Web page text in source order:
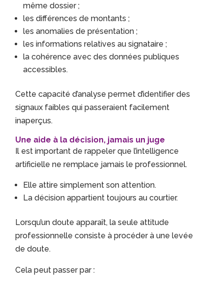
même dossier ;
les différences de montants ;
les anomalies de présentation ;
les informations relatives au signataire ;
la cohérence avec des données publiques
accessibles.
Cette capacité d’analyse permet d’identifier des
signaux faibles qui passeraient facilement
inaperçus.
Une aide à la décision, jamais un juge
Il est important de rappeler que l’intelligence
artificielle ne remplace jamais le professionnel.
Elle attire simplement son attention.
La décision appartient toujours au courtier.
Lorsqu’un doute apparaît, la seule attitude
professionnelle consiste à procéder à une levée
de doute.
Cela peut passer par :